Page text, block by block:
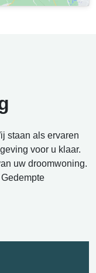
staan als ervaren
voor u klaar.
uw droomwoning.